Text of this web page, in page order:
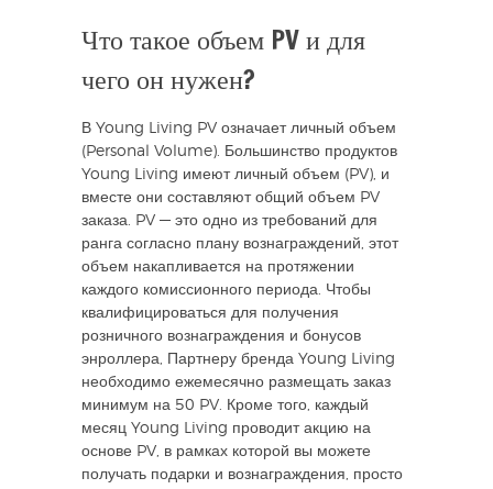
Что такое объем PV и для
чего он нужен?
В Young Living PV означает личный объем
(Personal Volume). Большинство продуктов
Young Living имеют личный объем (PV), и
вместе они составляют общий объем PV
заказа. PV — это одно из требований для
ранга согласно плану вознаграждений, этот
объем накапливается на протяжении
каждого комиссионного периода. Чтобы
квалифицироваться для получения
розничного вознаграждения и бонусов
энроллера, Партнеру бренда Young Living
необходимо ежемесячно размещать заказ
минимум на 50 PV. Кроме того, каждый
месяц Young Living проводит акцию на
основе PV, в рамках которой вы можете
получать подарки и вознаграждения, просто